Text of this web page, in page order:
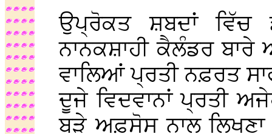
ਉਪ੍ਰੋਕਤ ਸ਼ਬਦਾਂ ਵਿੱਚ
ਨਾਨਕਸ਼ਾਹੀ ਕੈਲੰਡਰ
ਵਾਲਿਆਂ ਪ੍ਰਤੀ ਨਫ਼ਰਤ
ਦੂਜੇ ਵਿਦਵਾਨਾਂ ਪ੍ਰਤੀ
ਬੜੇ ਅਫ਼ਸੋਸ ਨਾਲ